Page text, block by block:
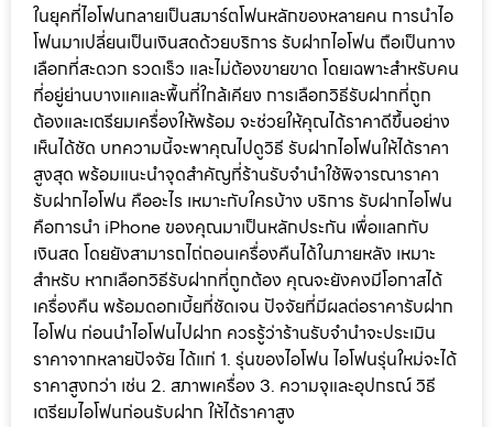
ในยุคที่ไอโฟนกลายเป็นสมาร์ตโฟนหลักของหลายคน การนำไอ
โฟนมาเปลี่ยนเป็นเงินสดด้วยบริการ รับฝากไอโฟน ถือเป็นทาง
เลือกที่สะดวก รวดเร็ว และไม่ต้องขายขาด โดยเฉพาะสำหรับคน
ที่อยู่ย่านบางแคและพื้นที่ใกล้เคียง การเลือกวิธีรับฝากที่ถูก
ต้องและเตรียมเครื่องให้พร้อม จะช่วยให้คุณได้ราคาดีขึ้นอย่าง
เห็นได้ชัด บทความนี้จะพาคุณไปดูวิธี รับฝากไอโฟนให้ได้ราคา
สูงสุด พร้อมแนะนำจุดสำคัญที่ร้านรับจำนำใช้พิจารณาราคา
รับฝากไอโฟน คืออะไร เหมาะกับใครบ้าง บริการ รับฝากไอโฟน
คือการนำ iPhone ของคุณมาเป็นหลักประกัน เพื่อแลกกับ
เงินสด โดยยังสามารถไถ่ถอนเครื่องคืนได้ในภายหลัง เหมาะ
สำหรับ หากเลือกวิธีรับฝากที่ถูกต้อง คุณจะยังคงมีโอกาสได้
เครื่องคืน พร้อมดอกเบี้ยที่ชัดเจน ปัจจัยที่มีผลต่อราคารับฝาก
ไอโฟน ก่อนนำไอโฟนไปฝาก ควรรู้ว่าร้านรับจำนำจะประเมิน
ราคาจากหลายปัจจัย ได้แก่ 1. รุ่นของไอโฟน ไอโฟนรุ่นใหม่จะได้
ราคาสูงกว่า เช่น 2. สภาพเครื่อง 3. ความจุและอุปกรณ์ วิธี
เตรียมไอโฟนก่อนรับฝาก ให้ได้ราคาสูง